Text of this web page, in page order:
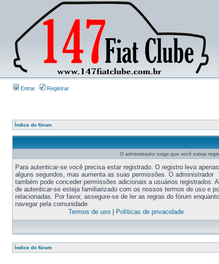
Entrar Registrar
Índice do fórum
O administrador exige que você esteja
Para autenticar-se você precisa estar registrado. O registro leva apenas
alguns segundos, mas aumenta as suas permissões. O administrador
também pode conceder permissões adicionais a usuários registrados.
de autenticar-se esteja familiarizado com os nossos termos de uso e
relacionadas. Por favor, assegure-se de ler as regras do fórum enquanto
navegar pela comunidade.
Termos de uso| Políticas de privacidade
Índice do fórum